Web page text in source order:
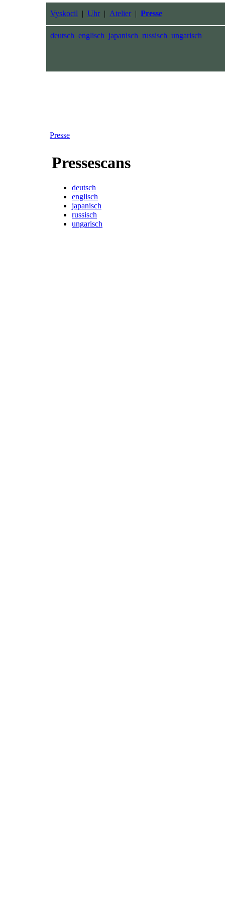
Vyskocil | Uhr| Atelier| Presse
deutsch englisch japanisch russisch ungarisch
Presse
Pressescans
deutsch
englisch
japanisch
russisch
ungarisch